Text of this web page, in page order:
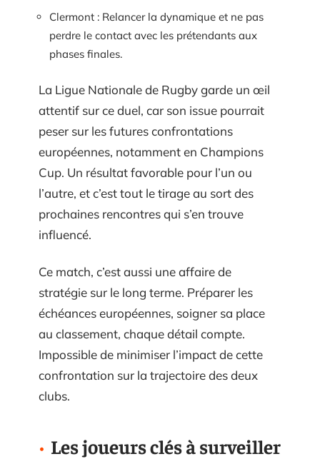
Clermont : Relancer la dynamique et ne pas
perdre le contact avec les prétendants aux
phases finales.
La Ligue Nationale de Rugby garde un œil
attentif sur ce duel, car son issue pourrait
peser sur les futures confrontations
européennes, notamment en Champions
Cup. Un résultat favorable pour l’un ou
l’autre, et c’est tout le tirage au sort des
prochaines rencontres qui s’en trouve
influencé.
Ce match, c’est aussi une affaire de
stratégie sur le long terme. Préparer les
échéances européennes, soigner sa place
au classement, chaque détail compte.
Impossible de minimiser l’impact de cette
confrontation sur la trajectoire des deux
clubs.
Les joueurs clés à surveiller